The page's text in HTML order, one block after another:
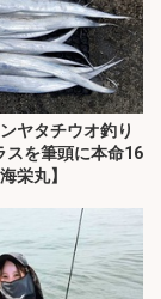
ヤタチウオ釣り
スを筆頭に本命16
栄丸】